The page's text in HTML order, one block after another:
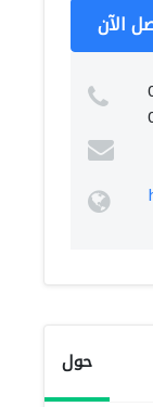
الآن
حول